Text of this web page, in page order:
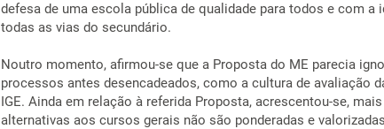
defesa de uma escola pública de qualidade para todos e com a
todas as vias do secundário.
Noutro momento, afirmou-se que a Proposta do ME parecia
processos antes desencadeados, como a cultura de avaliação
IGE. Ainda em relação à referida Proposta, acrescentou-se,
alternativas aos cursos gerais não são ponderadas e